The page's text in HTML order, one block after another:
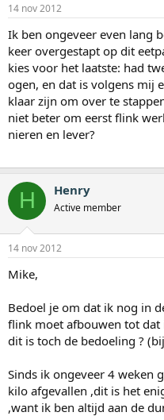
14 nov 2012
Ik ben ongeveer even lang
keer overgestapt op dit
kies voor het laatste: had
ogen, en dat is volgens mij
klaar zijn om over te
niet beter om eerst flink
nieren en lever?
H Henry
Active member
14 nov 2012
Mike,
Bedoel je om dat ik nog in
flink moet afbouwen tot
dit is toch de bedoeling ?
Sinds ik ongeveer 4 weken
kilo afgevallen ,dit is het
,want ik ben altijd aan de